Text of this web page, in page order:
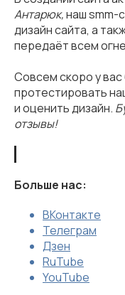
Антарюк,наш smm-
дизайн сайта, а
передаёт всем
Совсем скоро у
протестировать
и оценить дизайн.
отзывы!
Больше нас:
ВКонтакте
Телеграм
Дзен
RuTube
YouTube